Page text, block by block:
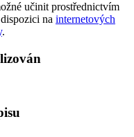
učinit prostřednictvím
na internetových
.